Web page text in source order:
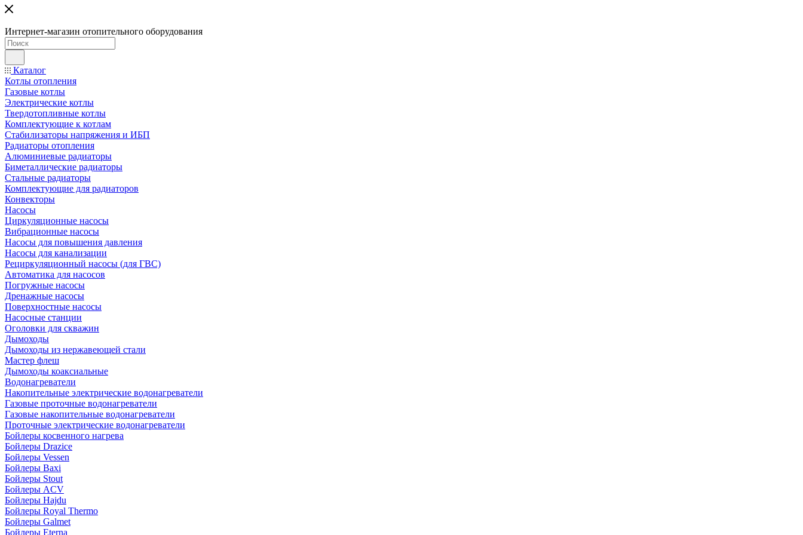
Интернет-магазин отопительного оборудования
Каталог
Котлы отопления
Газовые котлы
Электрические котлы
Твердотопливные котлы
Комплектующие к котлам
Стабилизаторы напряжения и ИБП
Радиаторы отопления
Алюминиевые радиаторы
Биметаллические радиаторы
Стальные радиаторы
Комплектующие для радиаторов
Конвекторы
Насосы
Циркуляционные насосы
Вибрационные насосы
Насосы для повышения давления
Насосы для канализации
Рециркуляционный насосы (для ГВС)
Автоматика для насосов
Погружные насосы
Дренажные насосы
Поверхностные насосы
Насосные станции
Оголовки для скважин
Дымоходы
Дымоходы из нержавеющей стали
Мастер флеш
Дымоходы коаксиальные
Водонагреватели
Накопительные электрические водонагреватели
Газовые проточные водонагреватели
Газовые накопительные водонагреватели
Проточные электрические водонагреватели
Бойлеры косвенного нагрева
Бойлеры Drazice
Бойлеры Vessen
Бойлеры Baxi
Бойлеры Stout
Бойлеры ACV
Бойлеры Hajdu
Бойлеры Royal Thermo
Бойлеры Galmet
Бойлеры Eterna